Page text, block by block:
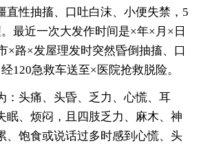
直性抽搐、口吐白沫、小便失禁，5
最近一次大发作时间是×年×月×日
×路×发屋理发时突然昏倒抽搐、口
120急救车送至×医院抢救脱险。
头痛、头昏、乏力、心慌、耳
眠、烦闷，且四肢乏力、麻木、神
、饱食或说话过多时感到心慌、头